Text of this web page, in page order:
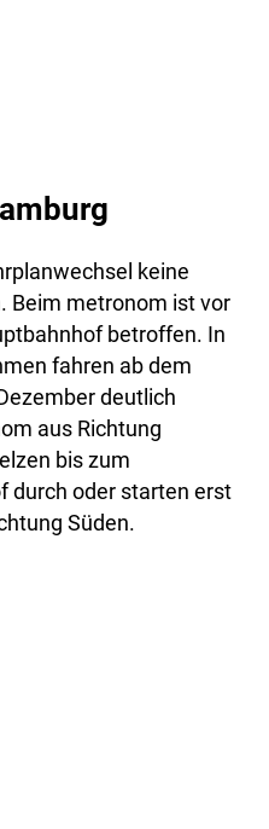
keine
Beim metronom ist vor
betroffen. In
fahren ab dem
deutlich
aus Richtung
bis zum
durch oder starten erst
Süden.